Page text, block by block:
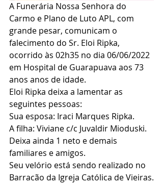
A Funerária Nossa Senhora do
Carmo e Plano de Luto APL, com
grande pesar, comunicam o
falecimento do Sr. Eloi Ripka,
ocorrido às 02h35 no dia 06/06/2022
em Hospital de Guarapuava aos 73
anos anos de idade.
Eloi Ripka deixa a lamentar as
seguintes pessoas:
Sua esposa: Iraci Marques Ripka.
A filha: Viviane c/c Juvaldir Mioduski.
Deixa ainda 1 neto e demais
familiares e amigos.
Seu velório está sendo realizado no
Barracão da Igreja Católica de Vieiras.